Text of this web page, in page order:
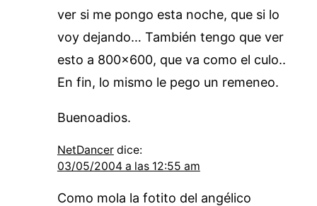
ver si me pongo esta noche, que si lo
voy dejando… También tengo que ver
esto a 800×600, que va como el culo..
En fin, lo mismo le pego un remeneo.
Buenoadios.
NetDancer dice:
03/05/2004 a las 12:55 am
Como mola la fotito del angélico